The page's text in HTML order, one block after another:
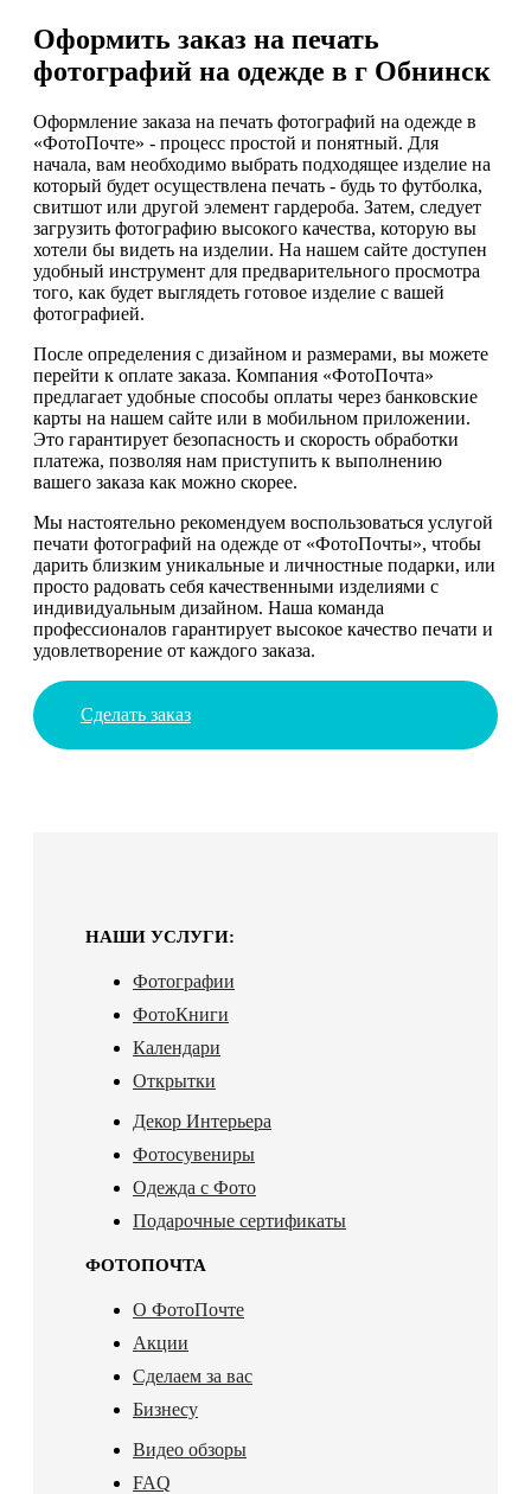
Оформить заказ на печать
фотографий на одежде в г Обнинск
Оформление заказа на печать фотографий на одежде в
«ФотоПочте» - процесс простой и понятный. Для
начала, вам необходимо выбрать подходящее изделие на
который будет осуществлена печать - будь то футболка,
свитшот или другой элемент гардероба. Затем, следует
загрузить фотографию высокого качества, которую вы
хотели бы видеть на изделии. На нашем сайте доступен
удобный инструмент для предварительного просмотра
того, как будет выглядеть готовое изделие с вашей
фотографией.
После определения с дизайном и размерами, вы можете
перейти к оплате заказа. Компания «ФотоПочта»
предлагает удобные способы оплаты через банковские
карты на нашем сайте или в мобильном приложении.
Это гарантирует безопасность и скорость обработки
платежа, позволяя нам приступить к выполнению
вашего заказа как можно скорее.
Мы настоятельно рекомендуем воспользоваться услугой
печати фотографий на одежде от «ФотоПочты», чтобы
дарить близким уникальные и личностные подарки, или
просто радовать себя качественными изделиями с
индивидуальным дизайном. Наша команда
профессионалов гарантирует высокое качество печати и
удовлетворение от каждого заказа.
Сделать заказ
НАШИ УСЛУГИ:
Фотографии
ФотоКниги
Календари
Открытки
Декор Интерьера
Фотосувениры
Одежда с Фото
Подарочные сертификаты
ФОТОПОЧТА
О ФотоПочте
Акции
Сделаем за вас
Бизнесу
Видео обзоры
FAQ